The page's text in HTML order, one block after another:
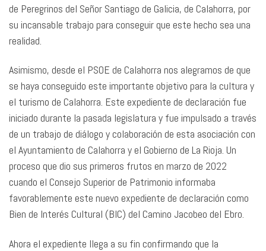
de Peregrinos del Señor Santiago de Galicia, de Calahorra, por
su incansable trabajo para conseguir que este hecho sea una
realidad.
Asimismo, desde el PSOE de Calahorra nos alegramos de que
se haya conseguido este importante objetivo para la cultura y
el turismo de Calahorra. Este expediente de declaración fue
iniciado durante la pasada legislatura y fue impulsado a través
de un trabajo de diálogo y colaboración de esta asociación con
el Ayuntamiento de Calahorra y el Gobierno de La Rioja. Un
proceso que dio sus primeros frutos en marzo de 2022
cuando el Consejo Superior de Patrimonio informaba
favorablemente este nuevo expediente de declaración como
Bien de Interés Cultural (BIC) del Camino Jacobeo del Ebro.
Ahora el expediente llega a su fin confirmando que la